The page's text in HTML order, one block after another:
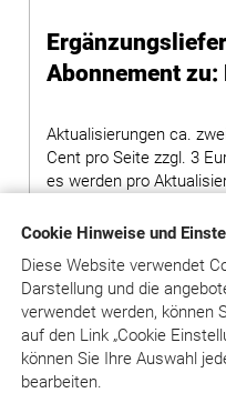
Cookie Hinweise und
Diese Website verwendet
Darstellung und die
verwendet werden, können
aufden Link „Cookie
können Sie Ihre Auswahl
bearbeiten.
Abonnement zu:
Aktualisierungen ca.
Cent pro Seite zzgl. 3
es werden pro
Hinweis: Bei Bestellung
Ergänzungslieferungen
Euro auf den Preis des
in den Warenkorb